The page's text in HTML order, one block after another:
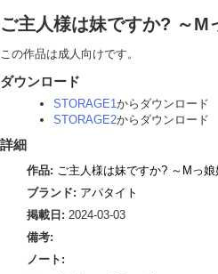
ご主人様は妹ですか? ～
この作品は成人向けです。
ダウンロード
STORAGE1からダウンロード
STORAGE2からダウンロード
詳細
作品: ご主人様は妹ですか? ～Mっ
ブランド: アパタイト
掲載日: 2024-03-03
備考:
ノート: